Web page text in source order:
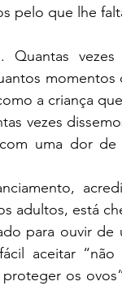
pelo que lhe
Quantas
momentos
a criança
vezes
uma dor
adultos, está
para ouvir
aceitar
os